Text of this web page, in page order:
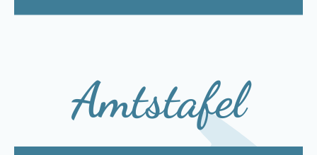
Amtstafel